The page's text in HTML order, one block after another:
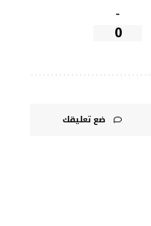
-
0
ضع تعليقك